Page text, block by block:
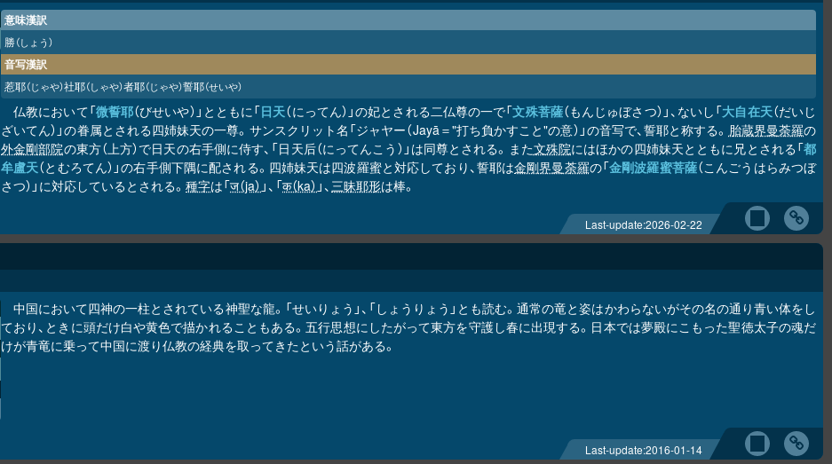
意味漢訳
勝（しょう）
音写漢訳
惹耶（じゃや）社耶（しゃや）者耶（じゃや）誓耶（せいや）
仏教において「微誓耶（びせいや）」とともに「日天（にってん）」の妃とされる二仏尊の一で「文殊菩薩（もんじゅぼさつ）」、ないし「大自在天（だいじ
ざいてん）」の眷属とされる四姉妹天の一尊。サンスクリット名「ジャヤー（Jayā＝"打ち負かすこと"の意）」の音写で、誓耶と称する。 胎蔵界曼荼羅の
外金剛部院の東方（上方）で日天の右手側に侍す、「日天后（にってんこう）」は同尊とされる。また文殊院にはほかの四姉妹天とともに兄とされる「都
牟盧天（とむろてん）」の右手側下隅に配される。四姉妹天は四波羅蜜と対応しており、誓耶は金剛界曼荼羅の「金剛波羅蜜菩薩（こんごうはらみつぼ
さつ）」に対応しているとされる。 種字は「ज（ja） 」、「क（ka） 」、三昧耶形は棒。
Last-update:2026-02-22
中国において四神の一柱とされている神聖な龍。「せいりょう」、「しょうりょう」とも読む。通常の竜と姿はかわらないがその名の通り青い体をし
ており、ときに頭だけ白や黄色で描かれることもある。五行思想にしたがって東方を守護し春に出現する。日本では夢殿にこもった聖徳太子の魂だ
けが青竜に乗って中国に渡り仏教の経典を取ってきたという話がある。
Last-update:2016-01-14